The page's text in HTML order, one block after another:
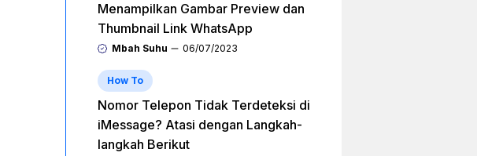
Menampilkan Gambar Preview dan
Thumbnail Link WhatsApp
Mbah Suhu 06/07/2023
How To
Nomor Telepon Tidak Terdeteksi di
iMessage? Atasi dengan Langkah-
langkah Berikut